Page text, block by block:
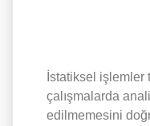
İstatiksel işlemler
çalışmalarda
edilmemesini